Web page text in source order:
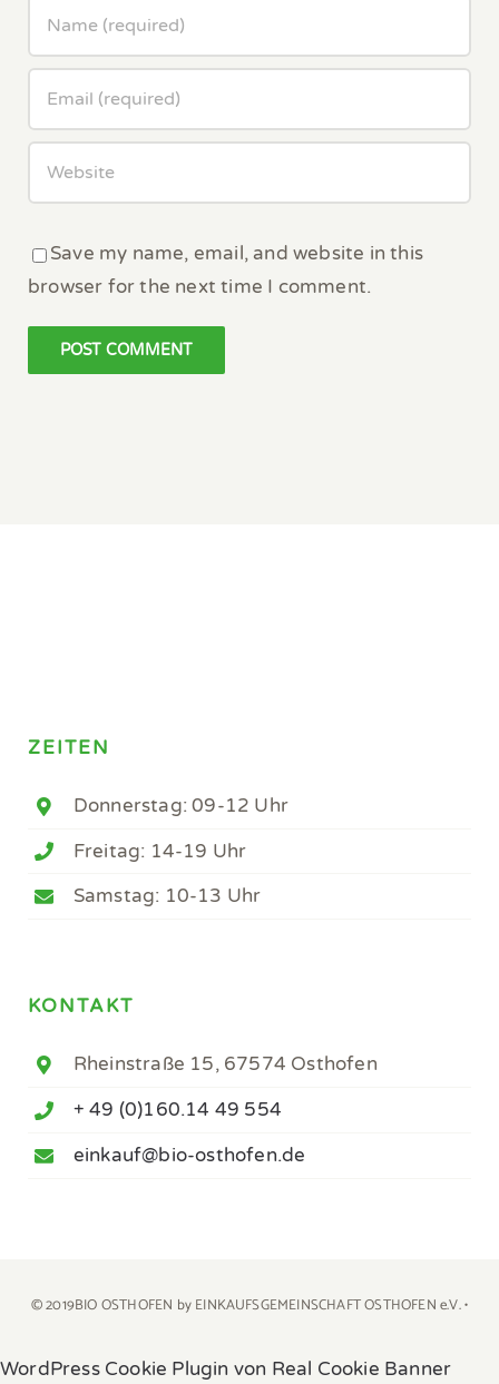
Save my name, email, and website in this
browser for the next time I comment.
ZEITEN
Donnerstag: 09-12 Uhr
Freitag: 14-19 Uhr
Samstag: 10-13 Uhr
KONTAKT
Rheinstraße 15, 67574 Osthofen
+ 49 (0)160.14 49 554
einkauf@bio-osthofen.de
© 2019BIO OSTHOFEN by EINKAUFSGEMEINSCHAFT OSTHOFEN e.V. •
WordPress Cookie Plugin von Real Cookie Banner